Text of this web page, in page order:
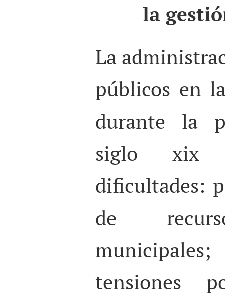
la
La
públicos en
durante la
siglo xix
dificultades:
de
tensiones